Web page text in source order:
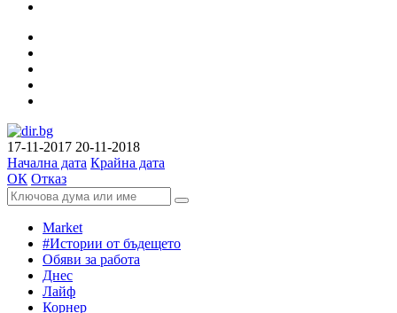
17-11-2017 20-11-2018
Начална дата Крайна дата
ОК Отказ
Market
#Истории от бъдещето
Обяви за работа
Днес
Лайф
Корнер